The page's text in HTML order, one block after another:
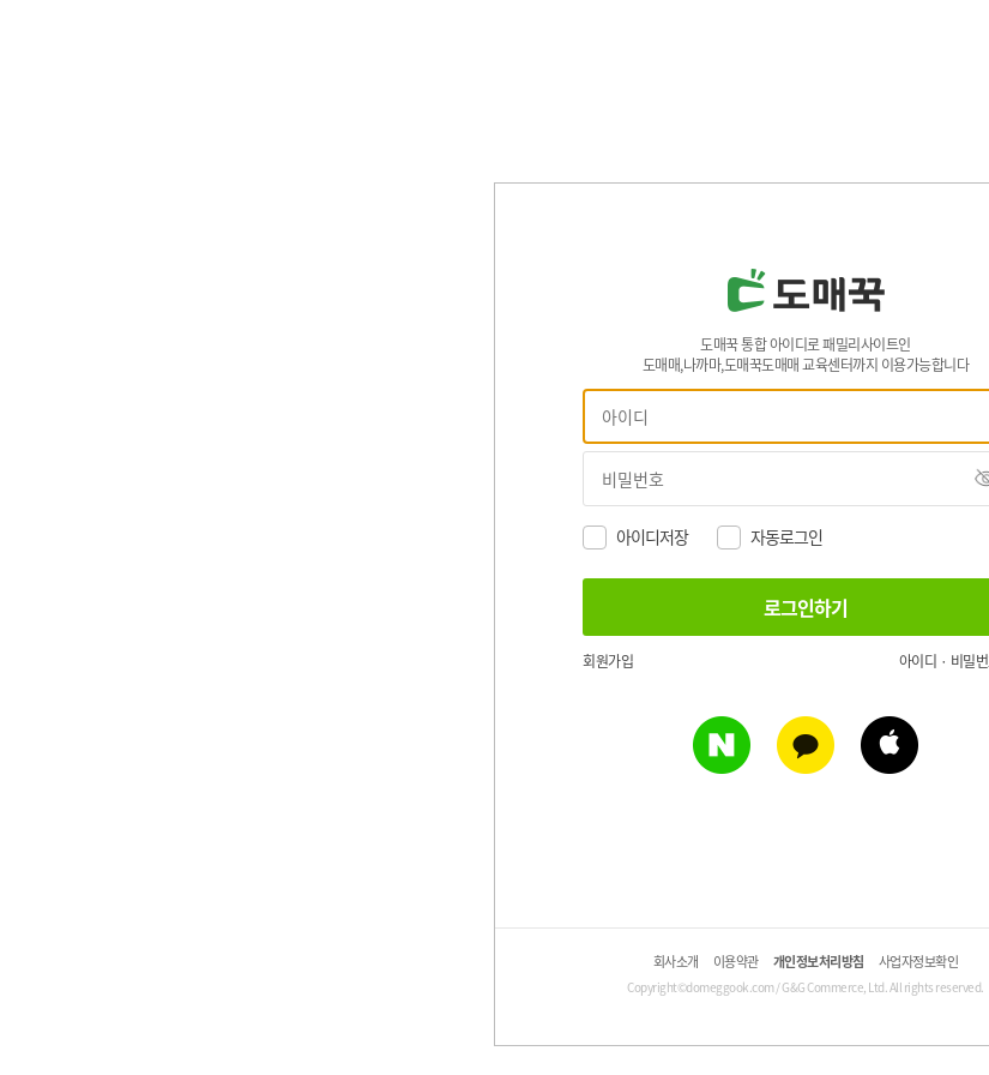
도매꾹 통합 아이디로 패밀리사이트인
도매매,나까마,도매꾹도매매 교육센터까지 이용가능합니다
아이디저장 자동로그인
회원가입 아이디 · 비밀
회사소개 이용약관 개인정보처리방침 사업자정보확인
Copyright©domeggook.com / G&G Commerce, Ltd. All rights reserved.